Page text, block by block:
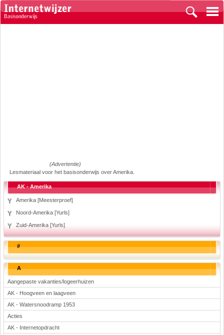
(Advertentie)
Lesmateriaal voor het basisonderwijs over Amerika.
AK - Amerika
Amerika [Meesterproef]
Noord-Amerika [Yurls]
Zuid-Amerika [Yurls]
#
A
Aangepaste vakanties/logeerhuizen
AK - Hoogveen en laagveen
AK - Watersnoodramp 1953
Acties
AK - Internetopdracht